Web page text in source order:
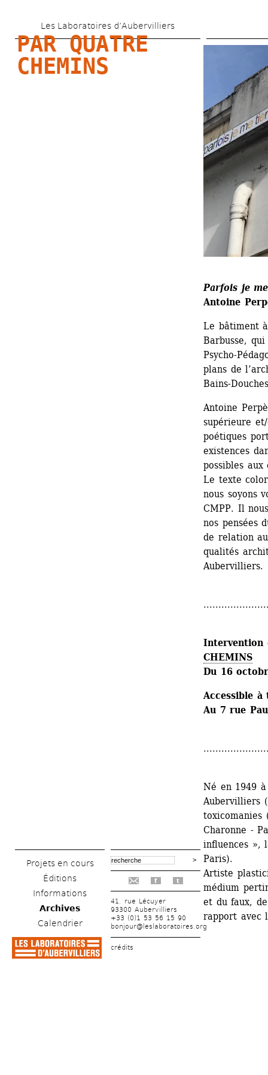
au
contenu
principal
Les Laboratoires d’Aubervilliers
PAR QUATRE
CHEMINS
Projets en cours
Éditions
Informations
Archives
Calendrier
f t
41, rue Lécuyer
93300 Aubervilliers
+33 (0)1 53 56 15 90
bonjour@leslaboratoires.org
crédits
Parfois je
Antoine
Le bâtiment
Barbusse,
Psycho-
plans de
Bains-
Antoine
supérieure
poétiques
existences
possibles aux
Le texte
nous soyons
CMPP. Il
nos pensées
de relation
qualités
Aubervilliers.
Intervention
CHEMINS
Du 16
Accessible
Au 7 rue
Né en 1949
Aubervilliers
toxicomanies
Charonne -
influences »,
Paris).
Artiste
médium
et du faux,
rapport avec